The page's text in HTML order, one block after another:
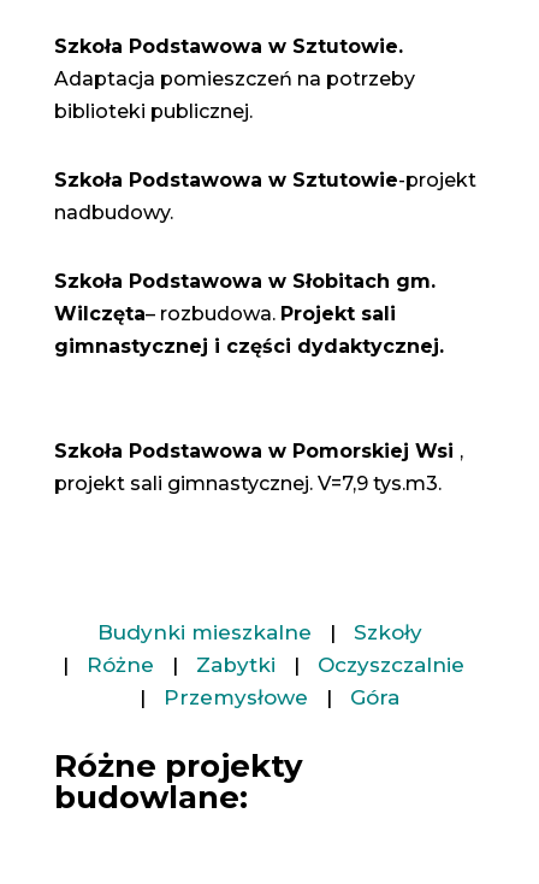
Szkoła Podstawowa w Sztutowie.
Adaptacja pomieszczeń na potrzeby
biblioteki publicznej.
Szkoła Podstawowa w Sztutowie-projekt
nadbudowy.
Szkoła Podstawowa w Słobitach gm.
Wilczęta– rozbudowa. Projekt sali
gimnastycznej i części dydaktycznej.
Szkoła Podstawowa w Pomorskiej Wsi ,
projekt sali gimnastycznej. V=7,9 tys.m3.
Budynki mieszkalne |Szkoły
|
Różne | Zabytki | Oczyszczalnie
|
Przemysłowe | Góra
Różne projekty
budowlane: